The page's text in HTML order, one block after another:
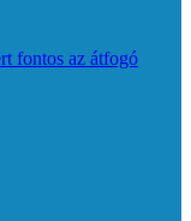
fontos az átfogó